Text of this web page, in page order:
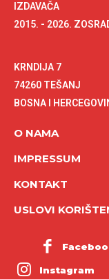
IZDAVAČA
2015. - 2026.
KRNDIJA 7
74260 TEŠANJ
BOSNA I
O NAMA
IMPRESSUM
KONTAKT
USLOVI
Instagram